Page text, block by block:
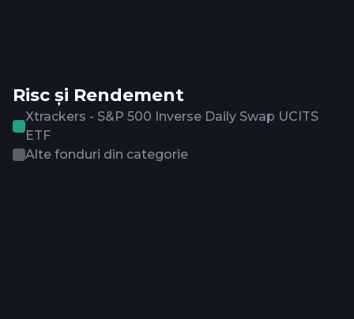
Risc și Rendement
Xtrackers - S&P 500 Inverse Daily Swap UCITS
ETF
Alte fonduri din categorie